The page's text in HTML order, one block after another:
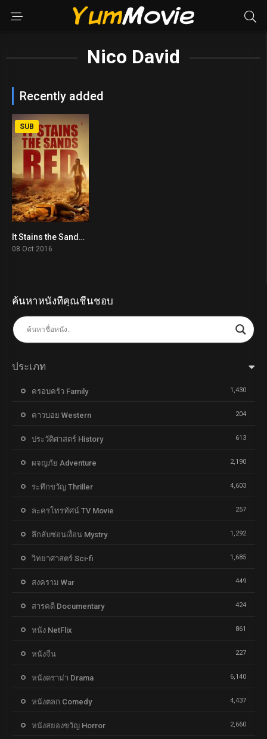
Nico David
Recently added
5.5
SUB
It Stains the Sands Red (2016)
08 Oct 2016
ค้นหาหนังที่คุณชื่นชอบ
ประเภท
ครอบครัว Family 1,430
คาวบอย Western 204
ประวัติศาสตร์ History 613
ผจญภัย Adventure 2,190
ระทึกขวัญ Thriller 4,603
ละครโทรทัศน์ TV Movie 257
ลึกลับซ่อนเงื่อน Mystry 1,292
วิทยาศาสตร์ Sci-fi 1,685
สงคราม War 449
สารคดี Documentary 424
หนัง NetFlix 861
หนังจีน 227
หนังดราม่า Drama 6,140
หนังตลก Comedy 4,437
หนังสยองขวัญ Horror 2,660